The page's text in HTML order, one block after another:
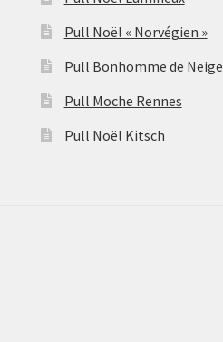
Pull Noël « Norvégien »
Pull Bonhomme de Neige
Pull Moche Rennes
Pull Noël Kitsch